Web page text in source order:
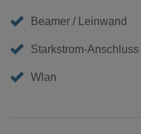
Beamer / Leinwand
Starkstrom-Anschluss
Wlan